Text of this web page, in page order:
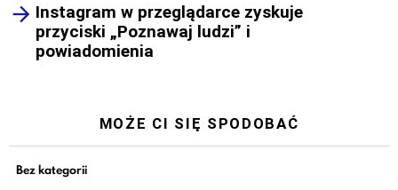
Instagram w przeglądarce zyskuje
przyciski „Poznawaj ludzi” i
powiadomienia
MOŻE CI SIĘ SPODOBAĆ
Bez kategorii